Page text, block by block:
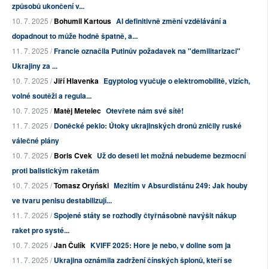
způsobů ukončení v...
10. 7. 2025 /Bohumil Kartous AI definitivně změní vzdělávání a
dopadnout to může hodně špatně, a...
11. 7. 2025 /Francie označila Putinův požadavek na "demilitarizaci"
Ukrajiny za ...
10. 7. 2025 /Jiří Hlavenka Egyptolog vyučuje o elektromobilitě, vizích,
volné soutěži a regula...
10. 7. 2025 /Matěj Metelec Otevřete nám své sítě!
11. 7. 2025 /Doněcké peklo: Útoky ukrajinských dronů zničily ruské
válečné plány
10. 7. 2025 /Boris Cvek Už do deseti let možná nebudeme bezmocní
proti balistickým raketám
10. 7. 2025 /Tomasz Oryński Mezitím v Absurdistánu 249: Jak houby
ve tvaru penisu destabilizují...
11. 7. 2025 /Spojené státy se rozhodly čtyřnásobně navýšit nákup
raket pro systé...
10. 7. 2025 /Jan Čulík KVIFF 2025: Hore je nebo, v doline som ja
11. 7. 2025 /Ukrajina oznámila zadržení čínských špionů, kteří se